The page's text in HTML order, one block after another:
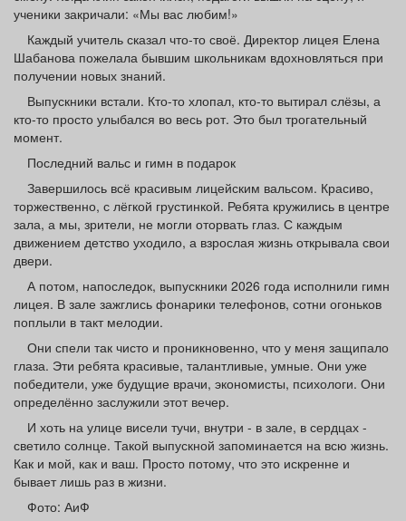
ученики закричали: «Мы вас любим!»
Каждый учитель сказал что-то своё. Директор лицея Елена
Шабанова пожелала бывшим школьникам вдохновляться при
получении новых знаний.
Выпускники встали. Кто-то хлопал, кто-то вытирал слёзы, а
кто-то просто улыбался во весь рот. Это был трогательный
момент.
Последний вальс и гимн в подарок
Завершилось всё красивым лицейским вальсом. Красиво,
торжественно, с лёгкой грустинкой. Ребята кружились в центре
зала, а мы, зрители, не могли оторвать глаз. С каждым
движением детство уходило, а взрослая жизнь открывала свои
двери.
А потом, напоследок, выпускники 2026 года исполнили гимн
лицея. В зале зажглись фонарики телефонов, сотни огоньков
поплыли в такт мелодии.
Они спели так чисто и проникновенно, что у меня защипало
глаза. Эти ребята красивые, талантливые, умные. Они уже
победители, уже будущие врачи, экономисты, психологи. Они
определённо заслужили этот вечер.
И хоть на улице висели тучи, внутри - в зале, в сердцах -
светило солнце. Такой выпускной запоминается на всю жизнь.
Как и мой, как и ваш. Просто потому, что это искренне и
бывает лишь раз в жизни.
Фото: АиФ